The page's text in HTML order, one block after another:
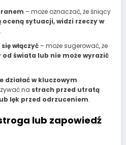
– może oznaczać, że śniący
oceną sytuacji, widzi rzeczy w
.
włączyć– może sugerować, że
świata lub nie może wyrazić
w kluczowym
na strach przed utratą
lęk przed odrzuceniem.
lub zapowiedź